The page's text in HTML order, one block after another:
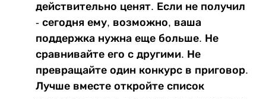
действительно ценят. Если не получил
- сегодня ему, возможно, ваша
поддержка нужна еще больше. Не
сравнивайте его с другими. Не
превращайте один конкурс в приговор.
Лучше вместе откройте список